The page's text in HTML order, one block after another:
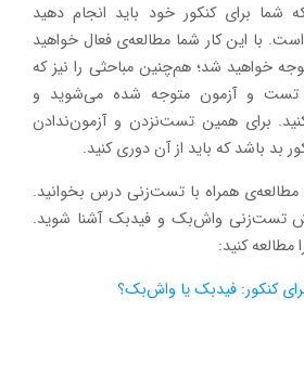
شما برای کنکور خود باید انجام دهید
با این کار شما مطالعه‌ی فعال خواهید
خواهید شد؛ هم‌چنین مباحثی را نیز که
تست و آزمون متوجه شده می‌شوید و
برای همین تست‌نزدن و آزمون‌ندادن
بد باشد که باید از آن دوری کنید.
مطالعه‌ی همراه با تست‌زنی درس بخوانید.
تست‌زنی واش‌بک و فیدبک آشنا شوید.
مطالعه کنید:
کنکور: فیدبک یا واش‌بک؟